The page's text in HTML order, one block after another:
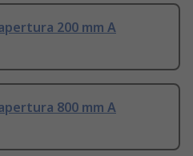
200 mm A
800 mm A